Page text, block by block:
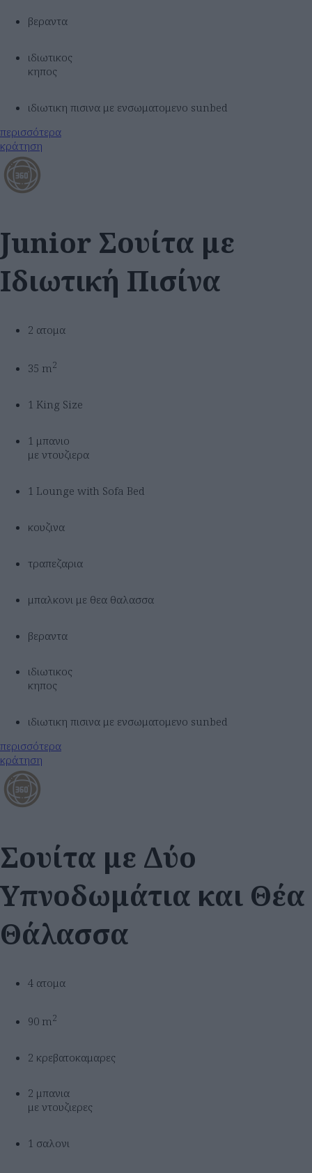
βεραντα
ιδιωτικος
κηπος
ιδιωτικη πισινα με ενσωματομενο sunbed
περισσότερα
κράτηση
Junior Σουίτα με
Ιδιωτική Πισίνα
2 ατομα
35 m2
1 King Size
1 μπανιο
με ντουζιερα
1 Lounge with Sofa Bed
κουζινα
τραπεζαρια
μπαλκονι με θεα θαλασσα
βεραντα
ιδιωτικος
κηπος
ιδιωτικη πισινα με ενσωματομενο sunbed
περισσότερα
κράτηση
Σουίτα με Δύο
Υπνοδωμάτια και Θέα
Θάλασσα
4 ατομα
90 m2
2 κρεβατοκαμαρες
2 μπανια
με ντουζιερες
1 σαλονι